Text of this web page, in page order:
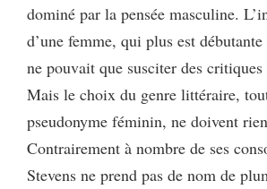
dominé par la pensée masculine.
d’une femme, qui plus est
ne pouvait que susciter des critiques
Mais le choix du genre littéraire,
pseudonyme féminin, ne doivent
Contrairement à nombre de ses
Stevens ne prend pas de nom de